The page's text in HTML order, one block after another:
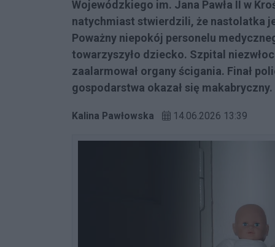
Wojewódzkiego im. Jana Pawła II w
natychmiast stwierdzili, że nastolatka
Poważny niepokój personelu
towarzyszyło dziecko. Szpital
zaalarmował organy ścigania. Finał
gospodarstwa okazał się makabryczny.
Kalina Pawłowska 14.06.2026 13:39